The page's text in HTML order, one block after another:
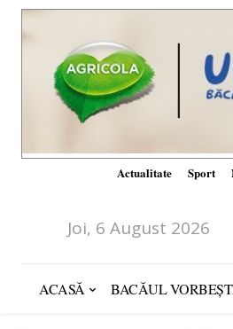
Actualitate Sport
Joi, 6 August 2026
ACASĂ BACĂUL